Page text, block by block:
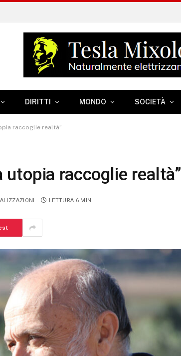
DIRITTI MONDO SOCIETÀ
raccoglie realtà”
utopia raccoglie realtà”
LETTURA 6 MIN.